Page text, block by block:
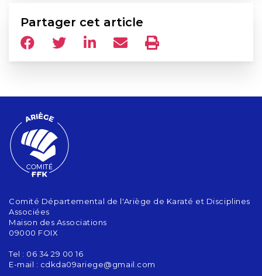
Partager cet article
Comité Départemental de l'Ariège de Karaté et Disciplines
Associées
Maison des Associations
09000 FOIX
Tel : 06 34 29 00 16
E-mail : cdkda09ariege@gmail.com